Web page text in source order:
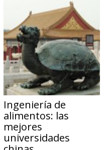
Ingeniería de
alimentos: las
mejores
universidades